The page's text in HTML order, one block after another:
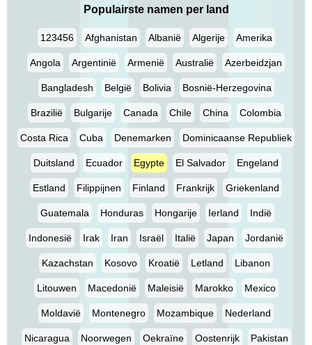
Populairste namen per land
123456 Afghanistan Albanië Algerije Amerika
Angola Argentinië Armenië Australië Azerbeidzjan
Bangladesh België Bolivia Bosnië-Herzegovina
Brazilië Bulgarije Canada Chile China Colombia
Costa Rica Cuba Denemarken Dominicaanse Republiek
Duitsland Ecuador Egypte El Salvador Engeland
Estland Filippijnen Finland Frankrijk Griekenland
Guatemala Honduras Hongarije Ierland Indië
Indonesië Irak Iran Israël Italië Japan Jordanië
Kazachstan Kosovo Kroatië Letland Libanon
Litouwen Macedonië Maleisië Marokko Mexico
Moldavië Montenegro Mozambique Nederland
Nicaragua Noorwegen Oekraïne Oostenrijk Pakistan